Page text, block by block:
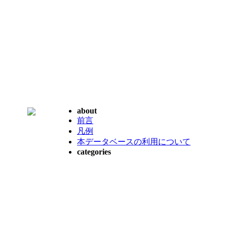
about
前言
凡例
本データベースの利用について
categories